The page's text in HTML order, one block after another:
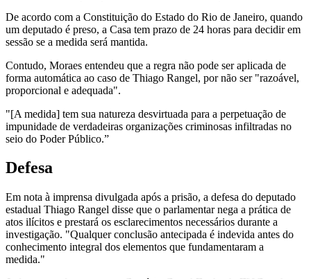
De acordo com a Constituição do Estado do Rio de Janeiro, quando
um deputado é preso, a Casa tem prazo de 24 horas para decidir em
sessão se a medida será mantida.
Contudo, Moraes entendeu que a regra não pode ser aplicada de
forma automática ao caso de Thiago Rangel, por não ser "razoável,
proporcional e adequada".
"[A medida] tem sua natureza desvirtuada para a perpetuação de
impunidade de verdadeiras organizações criminosas infiltradas no
seio do Poder Público.”
Defesa
Em nota à imprensa divulgada após a prisão, a defesa do deputado
estadual Thiago Rangel disse que o parlamentar nega a prática de
atos ilícitos e prestará os esclarecimentos necessários durante a
investigação. "Qualquer conclusão antecipada é indevida antes do
conhecimento integral dos elementos que fundamentaram a
medida."